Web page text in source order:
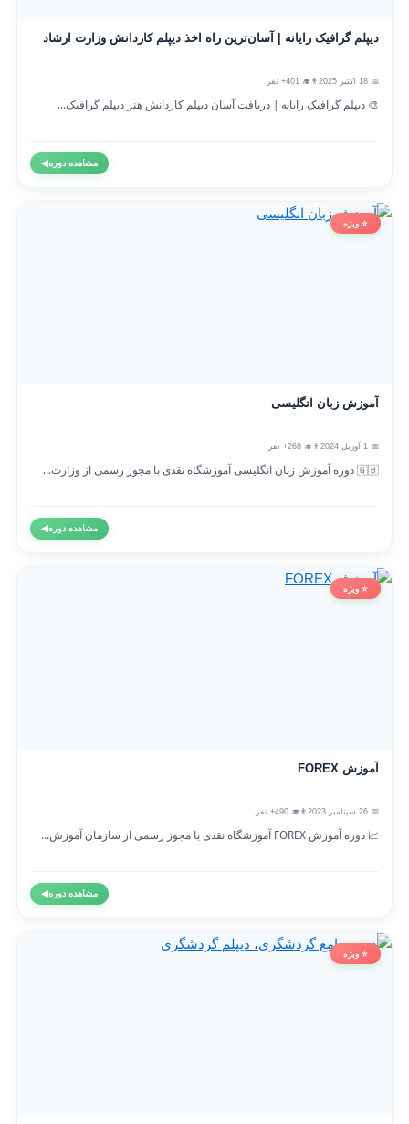
دیپلم گرافیک رایانه | آسان‌ترین راه اخذ دیپلم کاردانش وزارت ارشاد
👨‍🎓 401+ نفر
🎨 دیپلم گرافیک رایانه | دریافت آسان دیپلم کاردانش هنر دیپلم گرافیک...
مشاهده دوره◀
⭐ ویژه
آموزش زبان انگلیسی
👨‍🎓 268+ نفر
🇬🇧 دوره آموزش زبان انگلیسی آموزشگاه نقدی با مجوز رسمی از وزارت...
مشاهده دوره◀
⭐ ویژه
آموزش FOREX
👨‍🎓 490+ نفر
📈 دوره آموزش FOREX آموزشگاه نقدی با مجوز رسمی از سازمان آموزش...
مشاهده دوره◀
⭐ ویژه